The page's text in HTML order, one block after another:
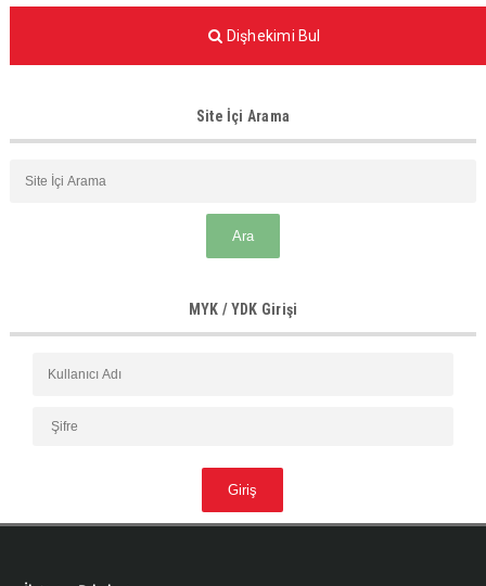
Dişhekimi Bul
Site İçi Arama
MYK / YDK Girişi